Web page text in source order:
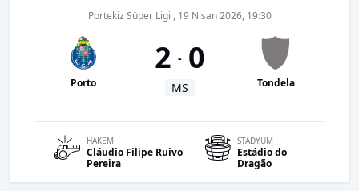
Portekiz Süper Ligi , 19 Nisan 2026, 19:30
Porto
2 - 0
MS Tondela
HAKEM
Cláudio Filipe Ruivo
Pereira
STADYUM
Estádio do
Dragão